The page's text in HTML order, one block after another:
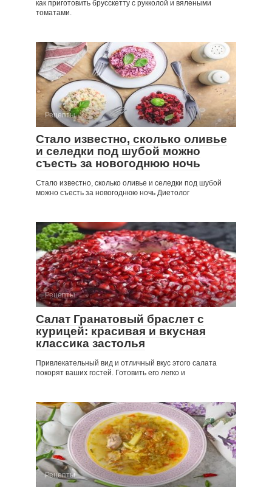
как приготовить брусскетту с рукколой и вялеными
томатами.
Рецепты
Стало известно, сколько оливье
и селедки под шубой можно
съесть за новогоднюю ночь
Стало известно, сколько оливье и селедки под шубой
можно съесть за новогоднюю ночь Диетолог
Рецепты
Салат Гранатовый браслет с
курицей: красивая и вкусная
классика застолья
Привлекательный вид и отличный вкус этого салата
покорят ваших гостей. Готовить его легко и
Рецепты